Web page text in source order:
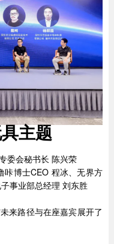
主题
委会秘书长 陈兴荣
咔博士CEO 程冰、无界方
事业部总经理 刘东胜
来路径与在座嘉宾展开了